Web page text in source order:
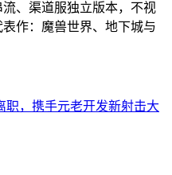
、渠道服独立版本，不视
作：魔兽世界、地下城与
职，携手元老开发新射击大